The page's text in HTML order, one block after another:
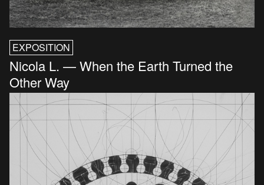
EXPOSITION
Nicola L. — When the Earth Turned the
Other Way